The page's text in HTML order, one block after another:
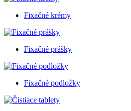
Fixačné krémy
Fixačné prášky
Fixačné podložky